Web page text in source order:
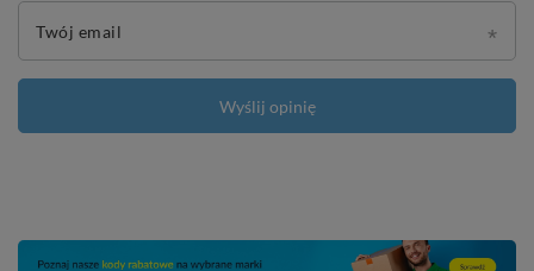
Twój email
Wyślij opinię